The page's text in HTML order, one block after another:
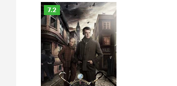
Рейтинг
Кинопоиска
7.2
7.2